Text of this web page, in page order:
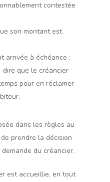
contestée
son montant est
arrivée à échéance ;
dire que le créancier
pour en réclamer
dans les règles au
prendre la décision
du créancier.
est accueillie, en tout